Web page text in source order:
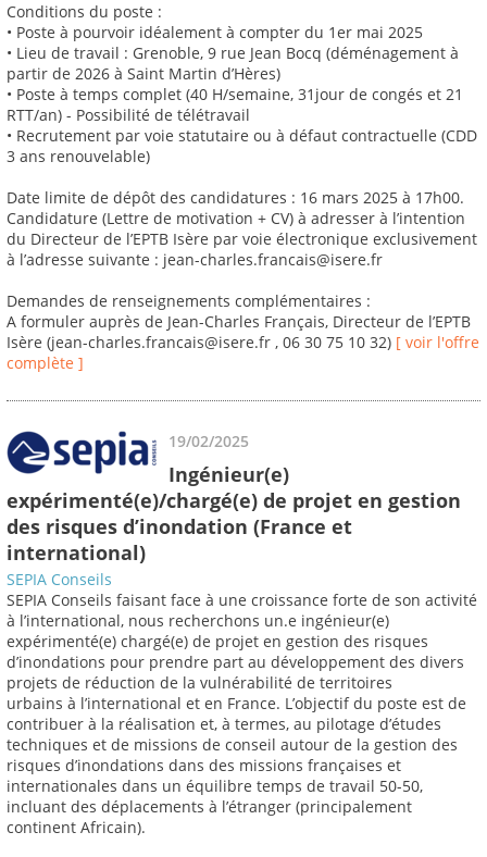
Conditions du poste :
• Poste à pourvoir idéalement à compter du 1er mai 2025
• Lieu de travail : Grenoble, 9 rue Jean Bocq (déménagement à
partir de 2026 à Saint Martin d’Hères)
• Poste à temps complet (40 H/semaine, 31jour de congés et 21
RTT/an) - Possibilité de télétravail
• Recrutement par voie statutaire ou à défaut contractuelle (CDD
3 ans renouvelable)
Date limite de dépôt des candidatures : 16 mars 2025 à 17h00.
Candidature (Lettre de motivation + CV) à adresser à l’intention
du Directeur de l’EPTB Isère par voie électronique exclusivement
à l’adresse suivante : jean-charles.francais@isere.fr
Demandes de renseignements complémentaires :
A formuler auprès de Jean-Charles Français, Directeur de l’EPTB
Isère (jean-charles.francais@isere.fr , 06 30 75 10 32) [ voir l'offre
complète ]
19/02/2025
Ingénieur(e)
expérimenté(e)/chargé(e) de projet en gestion
des risques d’inondation (France et
international)
SEPIA Conseils
SEPIA Conseils faisant face à une croissance forte de son activité
à l’international, nous recherchons un.e ingénieur(e)
expérimenté(e) chargé(e) de projet en gestion des risques
d’inondations pour prendre part au développement des divers
projets de réduction de la vulnérabilité de territoires
urbains à l’international et en France. L’objectif du poste est de
contribuer à la réalisation et, à termes, au pilotage d’études
techniques et de missions de conseil autour de la gestion des
risques d’inondations dans des missions françaises et
internationales dans un équilibre temps de travail 50-50,
incluant des déplacements à l’étranger (principalement
continent Africain).